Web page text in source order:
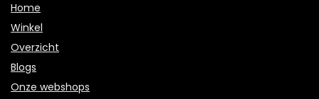
Home
Winkel
Overzicht
Blogs
Onze webshops